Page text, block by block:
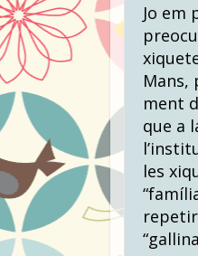
Jo em
Mans,
ment
que a
les
repetir